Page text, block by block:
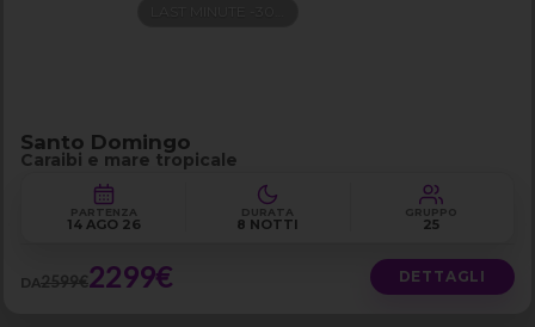
Santo Domingo
Caraibi e mare tropicale
PARTENZA
14 AGO 26
DURATA
8 NOTTI
GRUPPO
25
DA2599€2299€ DETTAGLI